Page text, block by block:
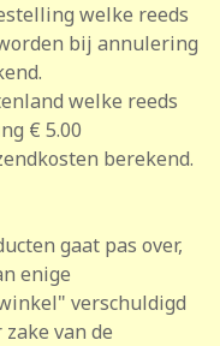
welke reeds
bij annulering
welke reeds
€ 5.00
berekend.
gaat pas over,
enige
verschuldigd
van de